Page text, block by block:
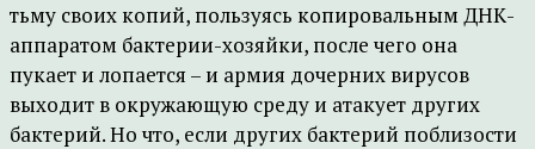
тьму своих копий, пользуясь копировальным ДНК-
аппаратом бактерии-хозяйки, после чего она
пукает и лопается – и армия дочерних вирусов
выходит в окружающую среду и атакует других
бактерий. Но что, если других бактерий поблизости